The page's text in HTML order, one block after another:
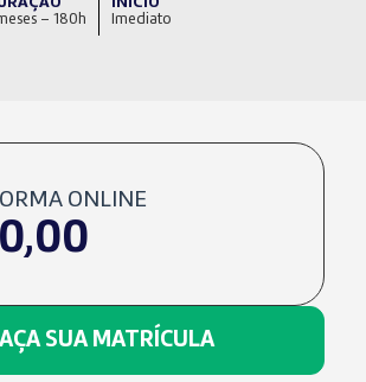
– 180h Imediato
ONLINE
SUA MATRÍCULA